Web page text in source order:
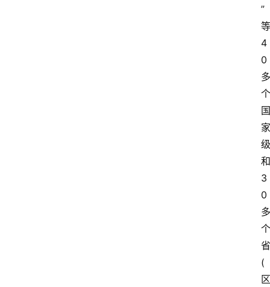
”
等
4
0
多
个
国
家
级
和
3
0
多
个
省
(
区